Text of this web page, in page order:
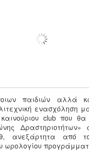
παιδιών αλλά
ενασχόληση
club που θα
Δραστηριοτήτων»
ανεξάρτητα από
ωρολογίου